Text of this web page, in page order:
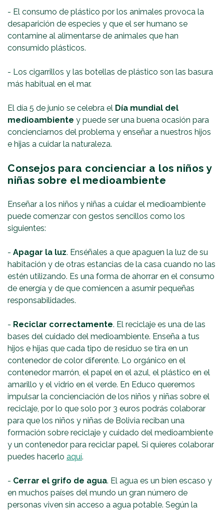
- El consumo de plástico por los animales provoca la
desaparición de especies y que el ser humano se
contamine al alimentarse de animales que han
consumido plásticos.
- Los cigarrillos y las botellas de plástico son las basura
más habitual en el mar.
El día 5 de junio se celebra el Día mundial del
medioambiente y puede ser una buena ocasión para
concienciarnos del problema y enseñar a nuestros hijos
e hijas a cuidar la naturaleza.
Consejos para concienciar a los niños y
niñas sobre el medioambiente
Enseñar a los niños y niñas a cuidar el medioambiente
puede comenzar con gestos sencillos como los
siguientes:
- Apagar la luz. Enséñales a que apaguen la luz de su
habitación y de otras estancias de la casa cuando no las
estén utilizando. Es una forma de ahorrar en el consumo
de energía y de que comiencen a asumir pequeñas
responsabilidades.
- Reciclar correctamente. El reciclaje es una de las
bases del cuidado del medioambiente. Enseña a tus
hijos e hijas que cada tipo de residuo se tira en un
contenedor de color diferente. Lo orgánico en el
contenedor marrón, el papel en el azul, el plástico en el
amarillo y el vidrio en el verde. En Educo queremos
impulsar la concienciación de los niños y niñas sobre el
reciclaje, por lo que solo por 3 euros podrás colaborar
para que los niños y niñas de Bolivia reciban una
formación sobre reciclaje y cuidado del medioambiente
y un contenedor para reciclar papel. Si quieres colaborar
puedes hacerlo aquí.
- Cerrar el grifo de agua. El agua es un bien escaso y
en muchos países del mundo un gran número de
personas viven sin acceso a agua potable. Según la